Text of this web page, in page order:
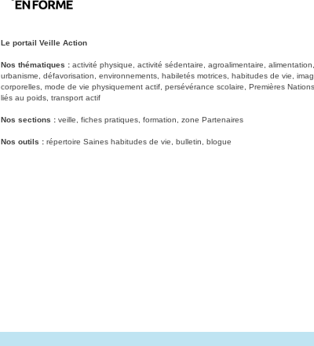
Le portail Veille Action
Nos thématiques : activité physique, activité sédentaire, agroalimentaire,
urbanisme, défavorisation, environnements, habiletés motrices, habitudes de vie,
corporelles, mode de vie physiquement actif, persévérance scolaire, Premières
liés au poids, transport actif
Nos sections : veille, fiches pratiques, formation, zone Partenaires
Nos outils : répertoire Saines habitudes de vie, bulletin, blogue